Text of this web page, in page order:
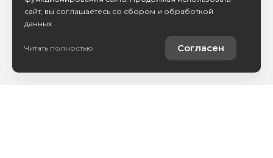
сайт, вы соглашаетесь со сбором и обработкой
данных.
Читать полностью Согласен